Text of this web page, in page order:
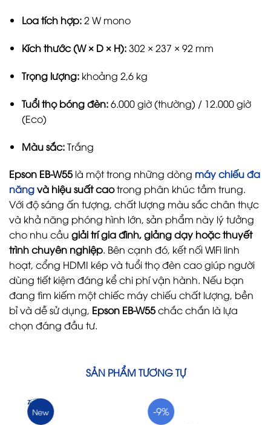
Loa tích hợp:2 W mono
Kích thước (W × D × H):302 × 237 × 92 mm
Trọng lượng:khoảng 2,6 kg
Tuổi thọ bóng đèn:6.000 giờ (thường) / 12.000 giờ
(Eco)
Màu sắc:Trắng
Epson EB-W55 là một trong những dòng máy chiếu đa
năngvà hiệu suất caotrong phân khúc tầm trung.
Với độ sáng ấn tượng, chất lượng màu sắc chân thực
và khả năng phóng hình lớn, sản phẩm này lý tưởng
cho nhu cầu giải trí gia đình, giảng dạy hoặc thuyết
trình chuyên nghiệp. Bên cạnh đó, kết nối WiFi linh
hoạt, cổng HDMI kép và tuổi thọ đèn cao giúp người
dùng tiết kiệm đáng kể chi phí vận hành. Nếu bạn
đang tìm kiếm một chiếc máy chiếu chất lượng, bền
bỉ và dễ sử dụng, Epson EB-W55chắc chắn là lựa
chọn đáng đầu tư.
SẢN PHẨM TƯƠNG TỰ
New -9%